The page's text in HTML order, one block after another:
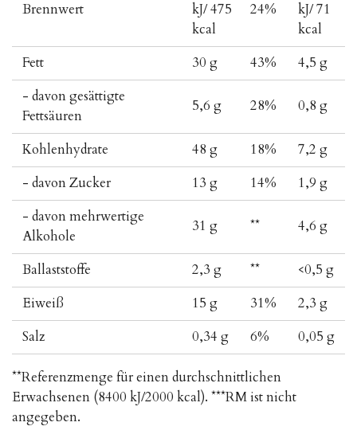
Brennwert
kJ/ 475
kcal
24%
kJ/ 71
kcal
Fett
30 g 43%
4,5 g
- davon gesättigte
Fettsäuren
5,6 g 28% 0,8 g
Kohlenhydrate 48 g 18%
7,2 g
- davon Zucker
13 g 14%
1,9 g
- davon mehrwertige
Alkohole
31 g ** 4,6 g
Ballaststoffe 2,3 g **
<0,5 g
Eiweiß
15 g 31%
2,3 g
Salz
0,34 g 6% 0,05 g
**Referenzmenge für einen durchschnittlichen
Erwachsenen (8400 kJ/2000 kcal). ***RM ist nicht
angegeben.